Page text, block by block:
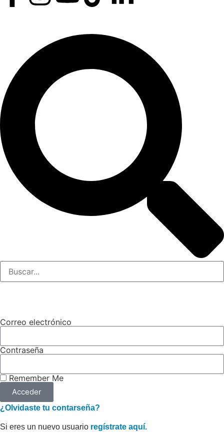
Correo electrónico
Contraseña
Remember Me
Acceder
¿Olvidaste tu contarseña?
Si eres un nuevo usuario regístrate aquí.